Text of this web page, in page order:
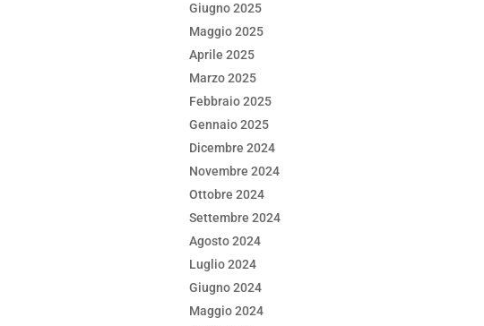
Giugno 2025
Maggio 2025
Aprile 2025
Marzo 2025
Febbraio 2025
Gennaio 2025
Dicembre 2024
Novembre 2024
Ottobre 2024
Settembre 2024
Agosto 2024
Luglio 2024
Giugno 2024
Maggio 2024